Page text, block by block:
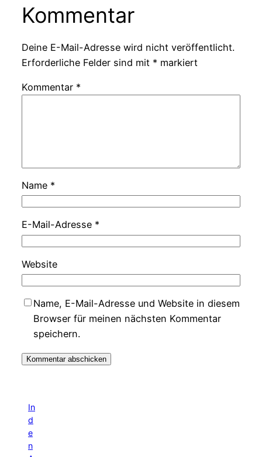
Kommentar
Deine E-Mail-Adresse wird nicht veröffentlicht.
Erforderliche Felder sind mit * markiert
Kommentar *
Name *
E-Mail-Adresse *
Website
Name, E-Mail-Adresse und Website in diesem
Browser für meinen nächsten Kommentar
speichern.
In
d
e
n